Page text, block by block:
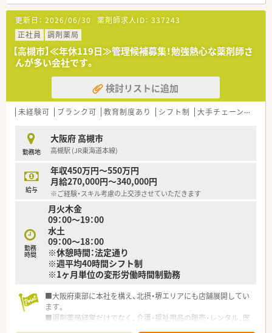
【募集背景と求める人物像について】
■今後の新規出店計画に伴い、既存店舗の中核を担ってくださる
方を増員募集します。
■調剤経験が豊富で、状況に応じて一人での薬剤師業務にも対応
できる方を求めています。
■何よりも人柄を重視した採用方針のため、周囲と協力できる温
厚な方を歓迎いたします。
【求人情報について】
■これまでのご経験やスキルを正当に評価し、入社時から年収
■日々の頑張りを評価するインセンティブ制度を導入しており、
高収入が目指せます。
■退職金制度はもちろん、資格取得支援制度もあり、長期的なキ
ャリア形成を支援します。
【勤務実態について】
■変形労働時間制を採用しているため、正社員でも週休2.5日と
いう働き方も選択できます。
■門前のクリニックの休診日に合わせて、お盆や年末年始には連
休の取得が可能です。
■地域に密着した薬局のため、患者様の来局が集中することもな
く残業はほとんどありません。
更新日： 2026/06/30 薬剤師求人ID： 337243
正社員
調剤薬局
【高槻市】≪年休119日≫管理候補募集！勉強熱心な薬剤師さ
んが多い会社です。
検討リストに追加
未経験可 ブランク可 教育制度あり シフト制 大手チェーン以外
勤務地
大阪府 高槻市
高槻駅 (JR東海道本線)
給与
年収450万円～550万円
月給270,000円～340,000円
※ご経験・スキル考慮の上交渉させていただきます
勤務
時間
月火木金
09：00～19：00
水土
09：00～18：00
※休憩時間：法定通り
※週平均40時間シフト制
※1ヶ月単位の変形労働時間制勤務
■大阪府東部に本社を構え、北摂・堺エリアにも店舗展開してい
ます。
■調剤薬局経営だけでなく、介護・福祉用品の販売・レンタル、医